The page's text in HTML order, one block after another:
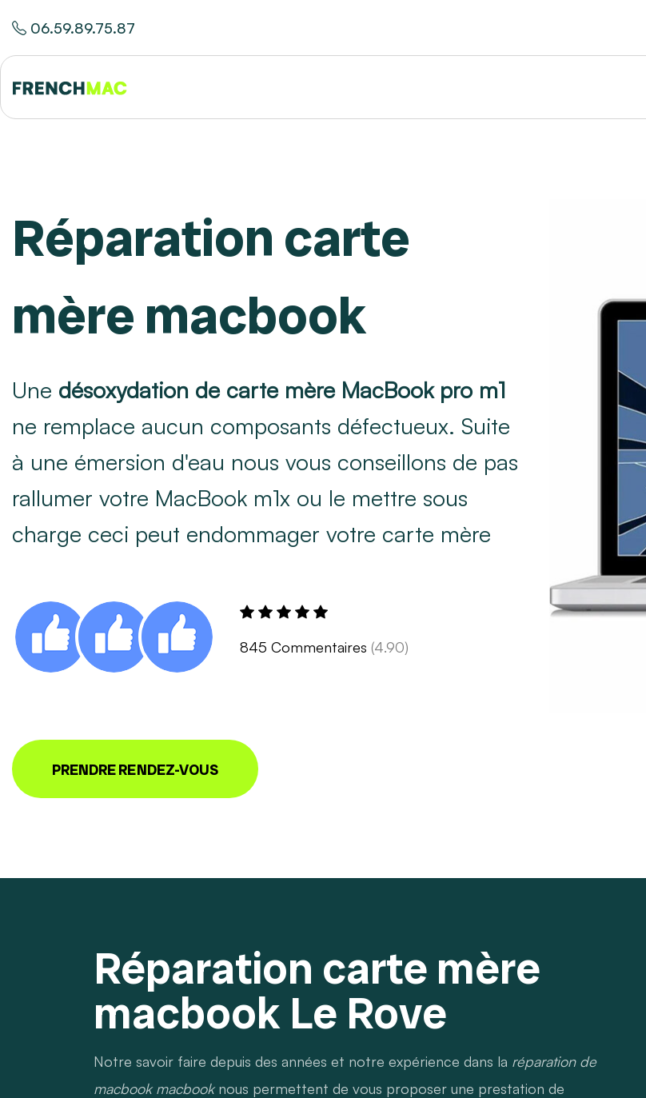
06.59.89.75.87
Réparation carte
mère macbook
Une désoxydation de carte mère MacBook pro m1
ne remplace aucun composants défectueux. Suite
à une émersion d'eau nous vous conseillons de pas
rallumer votre MacBook m1x ou le mettre sous
charge ceci peut endommager votre carte mère
845 Commentaires (4.90)
PRENDRE RENDEZ-VOUS
Réparation carte mère
macbook Le Rove
Notre savoir faire depuis des années et notre expérience dans la réparation de
macbook macbooknous permettent de vous proposer une prestation de